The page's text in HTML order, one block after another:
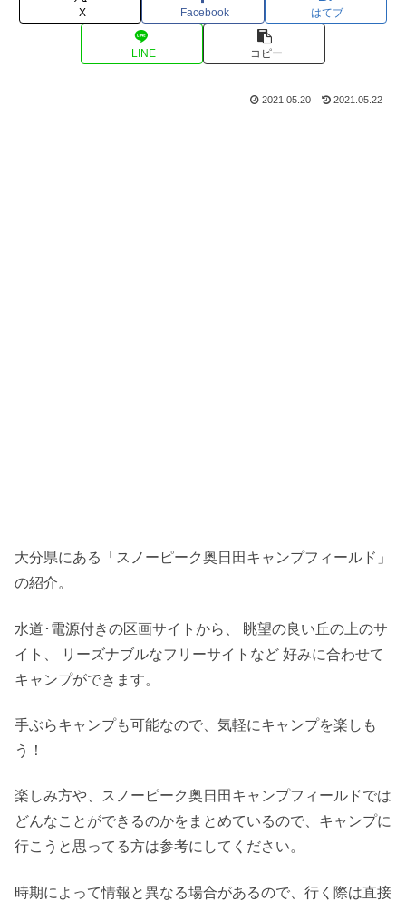
X Facebook はてブ
LINE コピー
2021.05.20 2021.05.22
大分県にある「スノーピーク奥日田キャンプフィールド」
の紹介。
水道･電源付きの区画サイトから、 眺望の良い丘の上のサ
イト、 リーズナブルなフリーサイトなど 好みに合わせて
キャンプができます。
手ぶらキャンプも可能なので、気軽にキャンプを楽しも
う！
楽しみ方や、スノーピーク奥日田キャンプフィールドでは
どんなことができるのかをまとめているので、キャンプに
行こうと思ってる方は参考にしてください。
時期によって情報と異なる場合があるので、行く際は直接